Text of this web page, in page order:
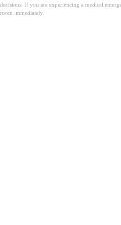
decisions. If you are experiencing a medical
room immediately.